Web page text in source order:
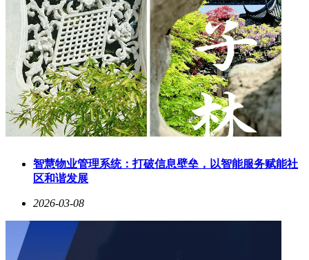
3.5倍光学变焦，等效85mm黄金人像焦段，同样具备OIS防抖
功能。前置摄像头为1600万像素，支持多种HDR和夜景人像
算法。虽然影像配置不算顶级，但对于小屏手机而言已属不错
水平。
其他配置方面，一加15T有望支持IP69K级防水防尘，采用金
属中框搭配玻璃后盖的设计，质感出众。该机还配备了X轴线
性马达、立体声双扬声器、全功能NFC和红外遥控等功能，外
围配置相当齐全。虽然官方尚未公布最终售价，但根据爆料和
上一代产品的定价策略，一加15T的起步配置很可能是
价影响，高配版本价格可能会有所上调。
智慧物业管理系统：打破信息壁垒，以智能服务赋能社
区和谐发展
2026-03-08